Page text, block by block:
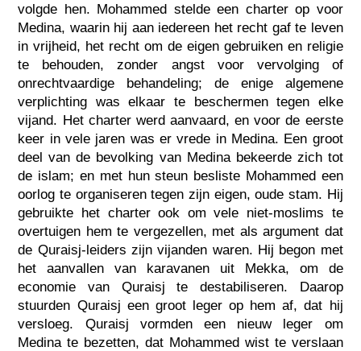
volgde hen. Mohammed stelde een charter op voor
Medina, waarin hij aan iedereen het recht gaf te leven
in vrijheid, het recht om de eigen gebruiken en religie
te behouden, zonder angst voor vervolging of
onrechtvaardige behandeling; de enige algemene
verplichting was elkaar te beschermen tegen elke
vijand. Het charter werd aanvaard, en voor de eerste
keer in vele jaren was er vrede in Medina. Een groot
deel van de bevolking van Medina bekeerde zich tot
de islam; en met hun steun besliste Mohammed een
oorlog te organiseren tegen zijn eigen, oude stam. Hij
gebruikte het charter ook om vele niet-moslims te
overtuigen hem te vergezellen, met als argument dat
de Quraisj-leiders zijn vijanden waren. Hij begon met
het aanvallen van karavanen uit Mekka, om de
economie van Quraisj te destabiliseren. Daarop
stuurden Quraisj een groot leger op hem af, dat hij
versloeg. Quraisj vormden een nieuw leger om
Medina te bezetten, dat Mohammed wist te verslaan